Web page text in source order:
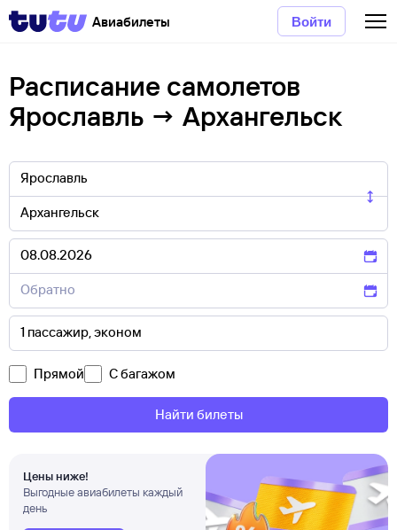
Авиабилеты Войти
Расписание самолетов
Ярославль → Архангельск
Прямой С багажом
Найти билеты
Цены ниже!
Выгодные авиабилеты каждый
день